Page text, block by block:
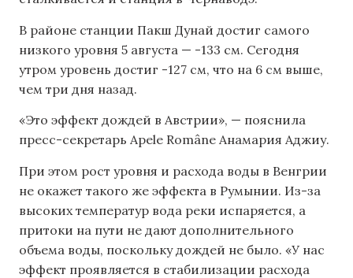
В районе станции Пакш Дунай достиг самого
низкого уровня 5 августа — -133 см. Сегодня
утром уровень достиг -127 см, что на 6 см выше,
чем три дня назад.
«Это эффект дождей в Австрии», — пояснила
пресс-секретарь Apele Române Анамария Аджиу.
При этом рост уровня и расхода воды в Венгрии
не окажет такого же эффекта в Румынии. Из-за
высоких температур вода реки испаряется, а
притоки на пути не дают дополнительного
объема воды, поскольку дождей не было. «У нас
эффект проявляется в стабилизации расхода